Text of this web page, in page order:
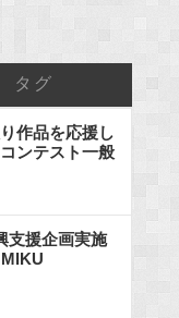
タグ
作品を応援し
ンテスト一般
支援企画実施